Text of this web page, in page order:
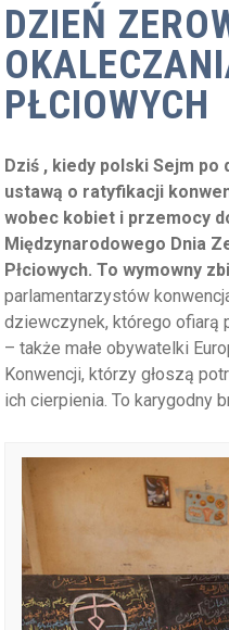
DZIEŃ
PŁCIOWYCH
Dziś , kiedy polski Sejm po
ustawą o ratyfikacji
wobec kobiet i przemocy
Międzynarodowego Dnia
Płciowych. To wymowny
parlamentarzystów
dziewczynek, którego ofiarą
– także małe obywatelki
Konwencji, którzy głoszą
ich cierpienia. To karygodny